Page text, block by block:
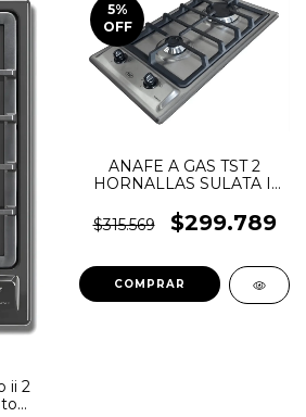
ii 2
5%
OFF
ANAFE A GAS TST 2
HORNALLAS SULATA II
$315.569
$299.789